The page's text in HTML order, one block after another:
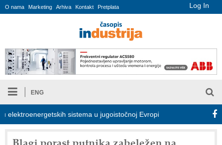
Log In
O nama Marketing Arhiva Kontakt Pretplata
ENG
sistema u jugoistočnoj Evropi